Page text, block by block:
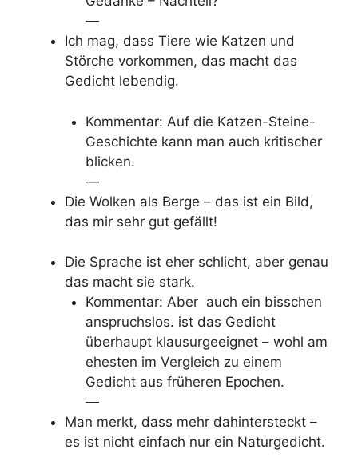
—
Ich mag, dass Tiere wie Katzen und
Störche vorkommen, das macht das
Gedicht lebendig.
Kommentar: Auf die Katzen-Steine-
Geschichte kann man auch kritischer
blicken.
—
Die Wolken als Berge – das ist ein Bild,
das mir sehr gut gefällt!
Die Sprache ist eher schlicht, aber genau
das macht sie stark.
Kommentar: Aber auch ein bisschen
anspruchslos. ist das Gedicht
überhaupt klausurgeeignet – wohl am
ehesten im Vergleich zu einem
Gedicht aus früheren Epochen.
—
Man merkt, dass mehr dahintersteckt –
es ist nicht einfach nur ein Naturgedicht.